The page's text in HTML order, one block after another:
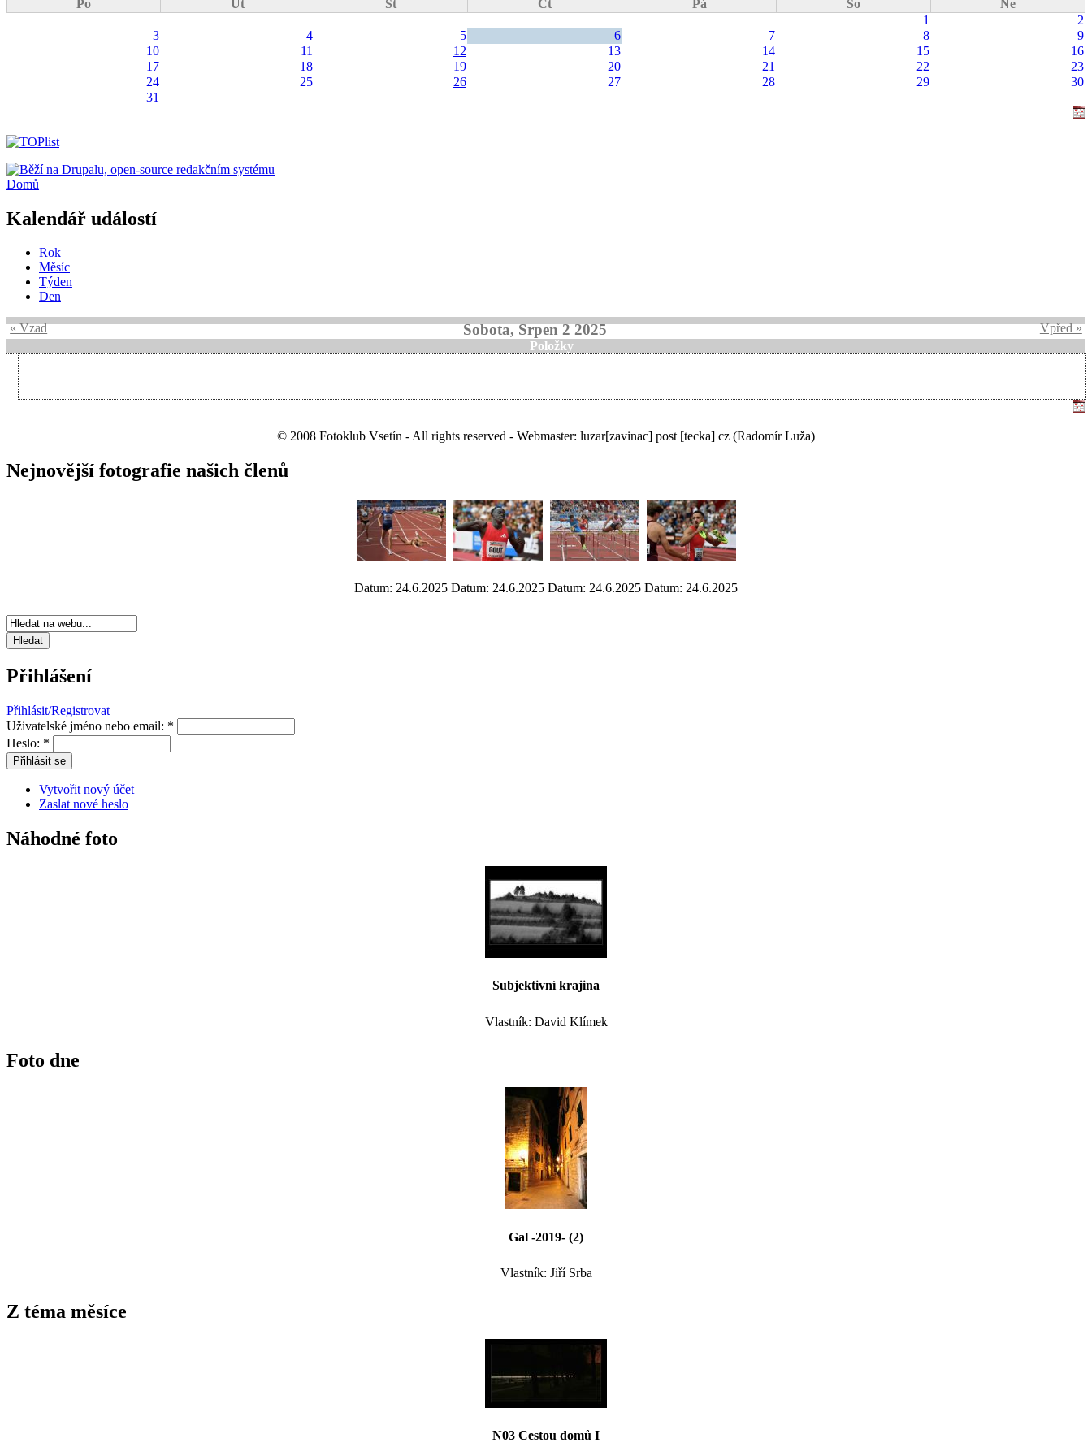
Po Út St Čt Pá So
Ne
1
2
3
4 5 6 7 8
9
10
11 12 13 14 15
16
17
18 19 20 21 22
23
24
25 26 27 28 29
30
31
Domů
Kalendář událostí
Rok
Měsíc
Týden
Den
« Vzad Sobota, Srpen 2 2025
Vpřed »
Položky
© 2008 Fotoklub Vsetín - All rights reserved - Webmaster: luzar[zavinac] post [tecka] cz (Radomír Luža)
Nejnovější fotografie našich členů
Datum: 24.6.2025 Datum: 24.6.2025 Datum: 24.6.2025 Datum: 24.6.2025
Přihlášení
Přihlásit/Registrovat
Uživatelské jméno nebo email: *
Heslo: *
Vytvořit nový účet
Zaslat nové heslo
Náhodné foto
Subjektivní krajina
Vlastník: David Klímek
Foto dne
Gal -2019- (2)
Vlastník: Jiří Srba
Z téma měsíce
N03 Cestou domů I